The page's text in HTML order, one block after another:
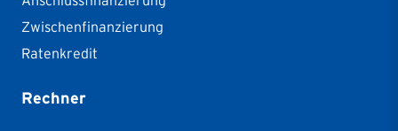
Zwischenfinanzierung
Ratenkredit
Rechner